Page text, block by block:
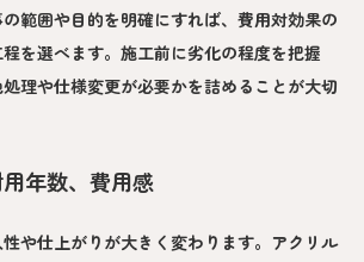
範囲や目的を明確にすれば、費用対効果の
を選べます。施工前に劣化の程度を把握
理や仕様変更が必要かを詰めることが大切
年数、費用感
や仕上がりが大きく変わります。アクリル